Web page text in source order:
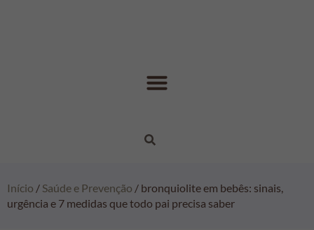
Início / Saúde e Prevenção / bronquiolite em bebês: sinais,
urgência e 7 medidas que todo pai precisa saber